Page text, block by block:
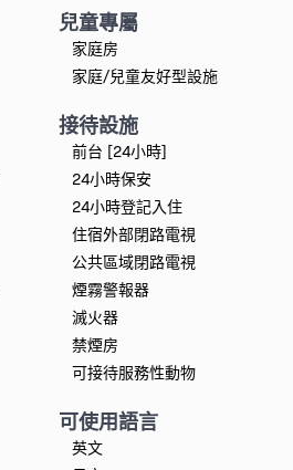
兒童專屬
家庭房
家庭/兒童友好型設施
接待設施
前台 [24小時]
24小時保安
24小時登記入住
住宿外部閉路電視
公共區域閉路電視
煙霧警報器
滅火器
禁煙房
可接待服務性動物
可使用語言
英文